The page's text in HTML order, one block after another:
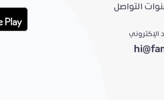
التواصل
الإكتروني